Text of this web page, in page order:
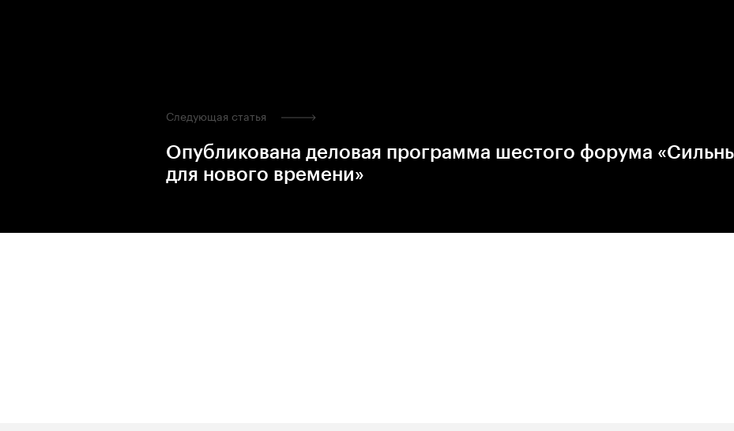
Следующая статья
Опубликована деловая программа шестого форума
для нового времени»